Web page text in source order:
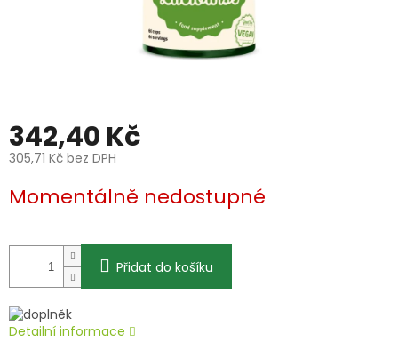
342,40 Kč
305,71 Kč bez DPH
cena:
Momentálně nedostupné
Přidat do košíku
Detailní informace